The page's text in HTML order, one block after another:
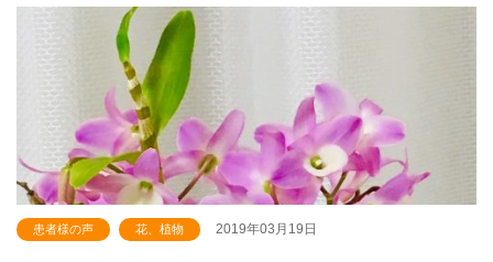
患者様の声 花、植物 2019年03月19日